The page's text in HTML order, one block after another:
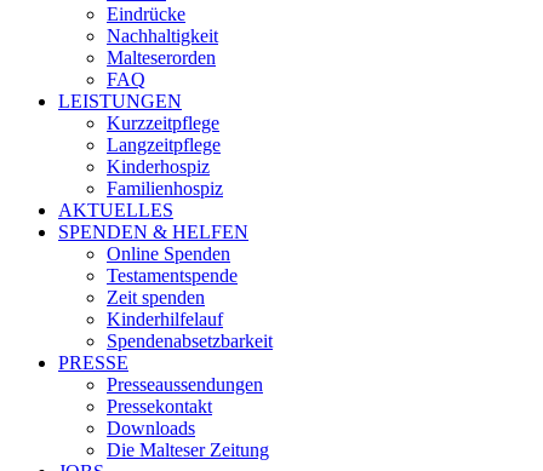
Eindrücke
Nachhaltigkeit
Malteserorden
FAQ
LEISTUNGEN
Kurzzeitpflege
Langzeitpflege
Kinderhospiz
Familienhospiz
AKTUELLES
SPENDEN & HELFEN
Online Spenden
Testamentspende
Zeit spenden
Kinderhilfelauf
Spendenabsetzbarkeit
PRESSE
Presseaussendungen
Pressekontakt
Downloads
Die Malteser Zeitung